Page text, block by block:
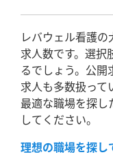
レバウェル看護
求人数です。選択
るでしょう。公
求人も多数扱って
最適な職場を探し
してください。
理想の職場を探し